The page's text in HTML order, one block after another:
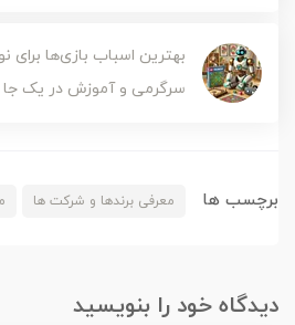
سرگرمی و آموزش در یک جا
برچسب ها معرفی برندها و شرکت ها
دیدگاه خود را بنویسید